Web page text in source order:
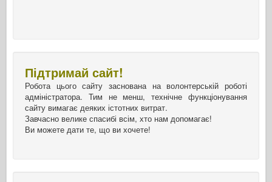
Підтримай сайт!
Робота цього сайту заснована на волонтерській роботі
адміністратора. Тим не менш, технічне функціонування
сайту вимагає деяких істотних витрат.
Завчасно велике спасибі всім, хто нам допомагає!
Ви можете дати те, що ви хочете!